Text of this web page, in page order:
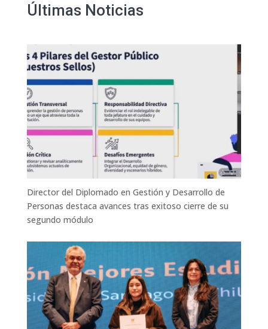
Últimas Noticias
Director del Diplomado en Gestión y Desarrollo de
Personas destaca avances tras exitoso cierre de su
segundo módulo